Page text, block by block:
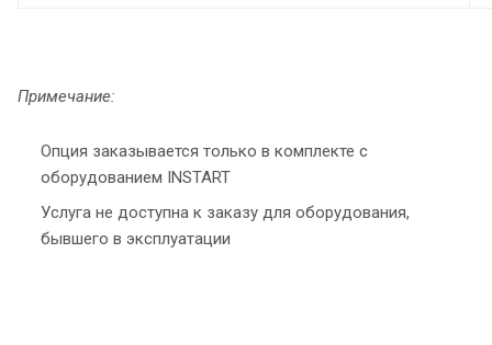
Примечание:
Опция заказывается только в комплекте с
оборудованием INSTART
Услуга не доступна к заказу для оборудования,
бывшего в эксплуатации